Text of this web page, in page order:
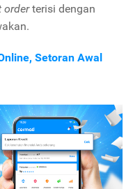
orderterisi dengan
Setoran Awal